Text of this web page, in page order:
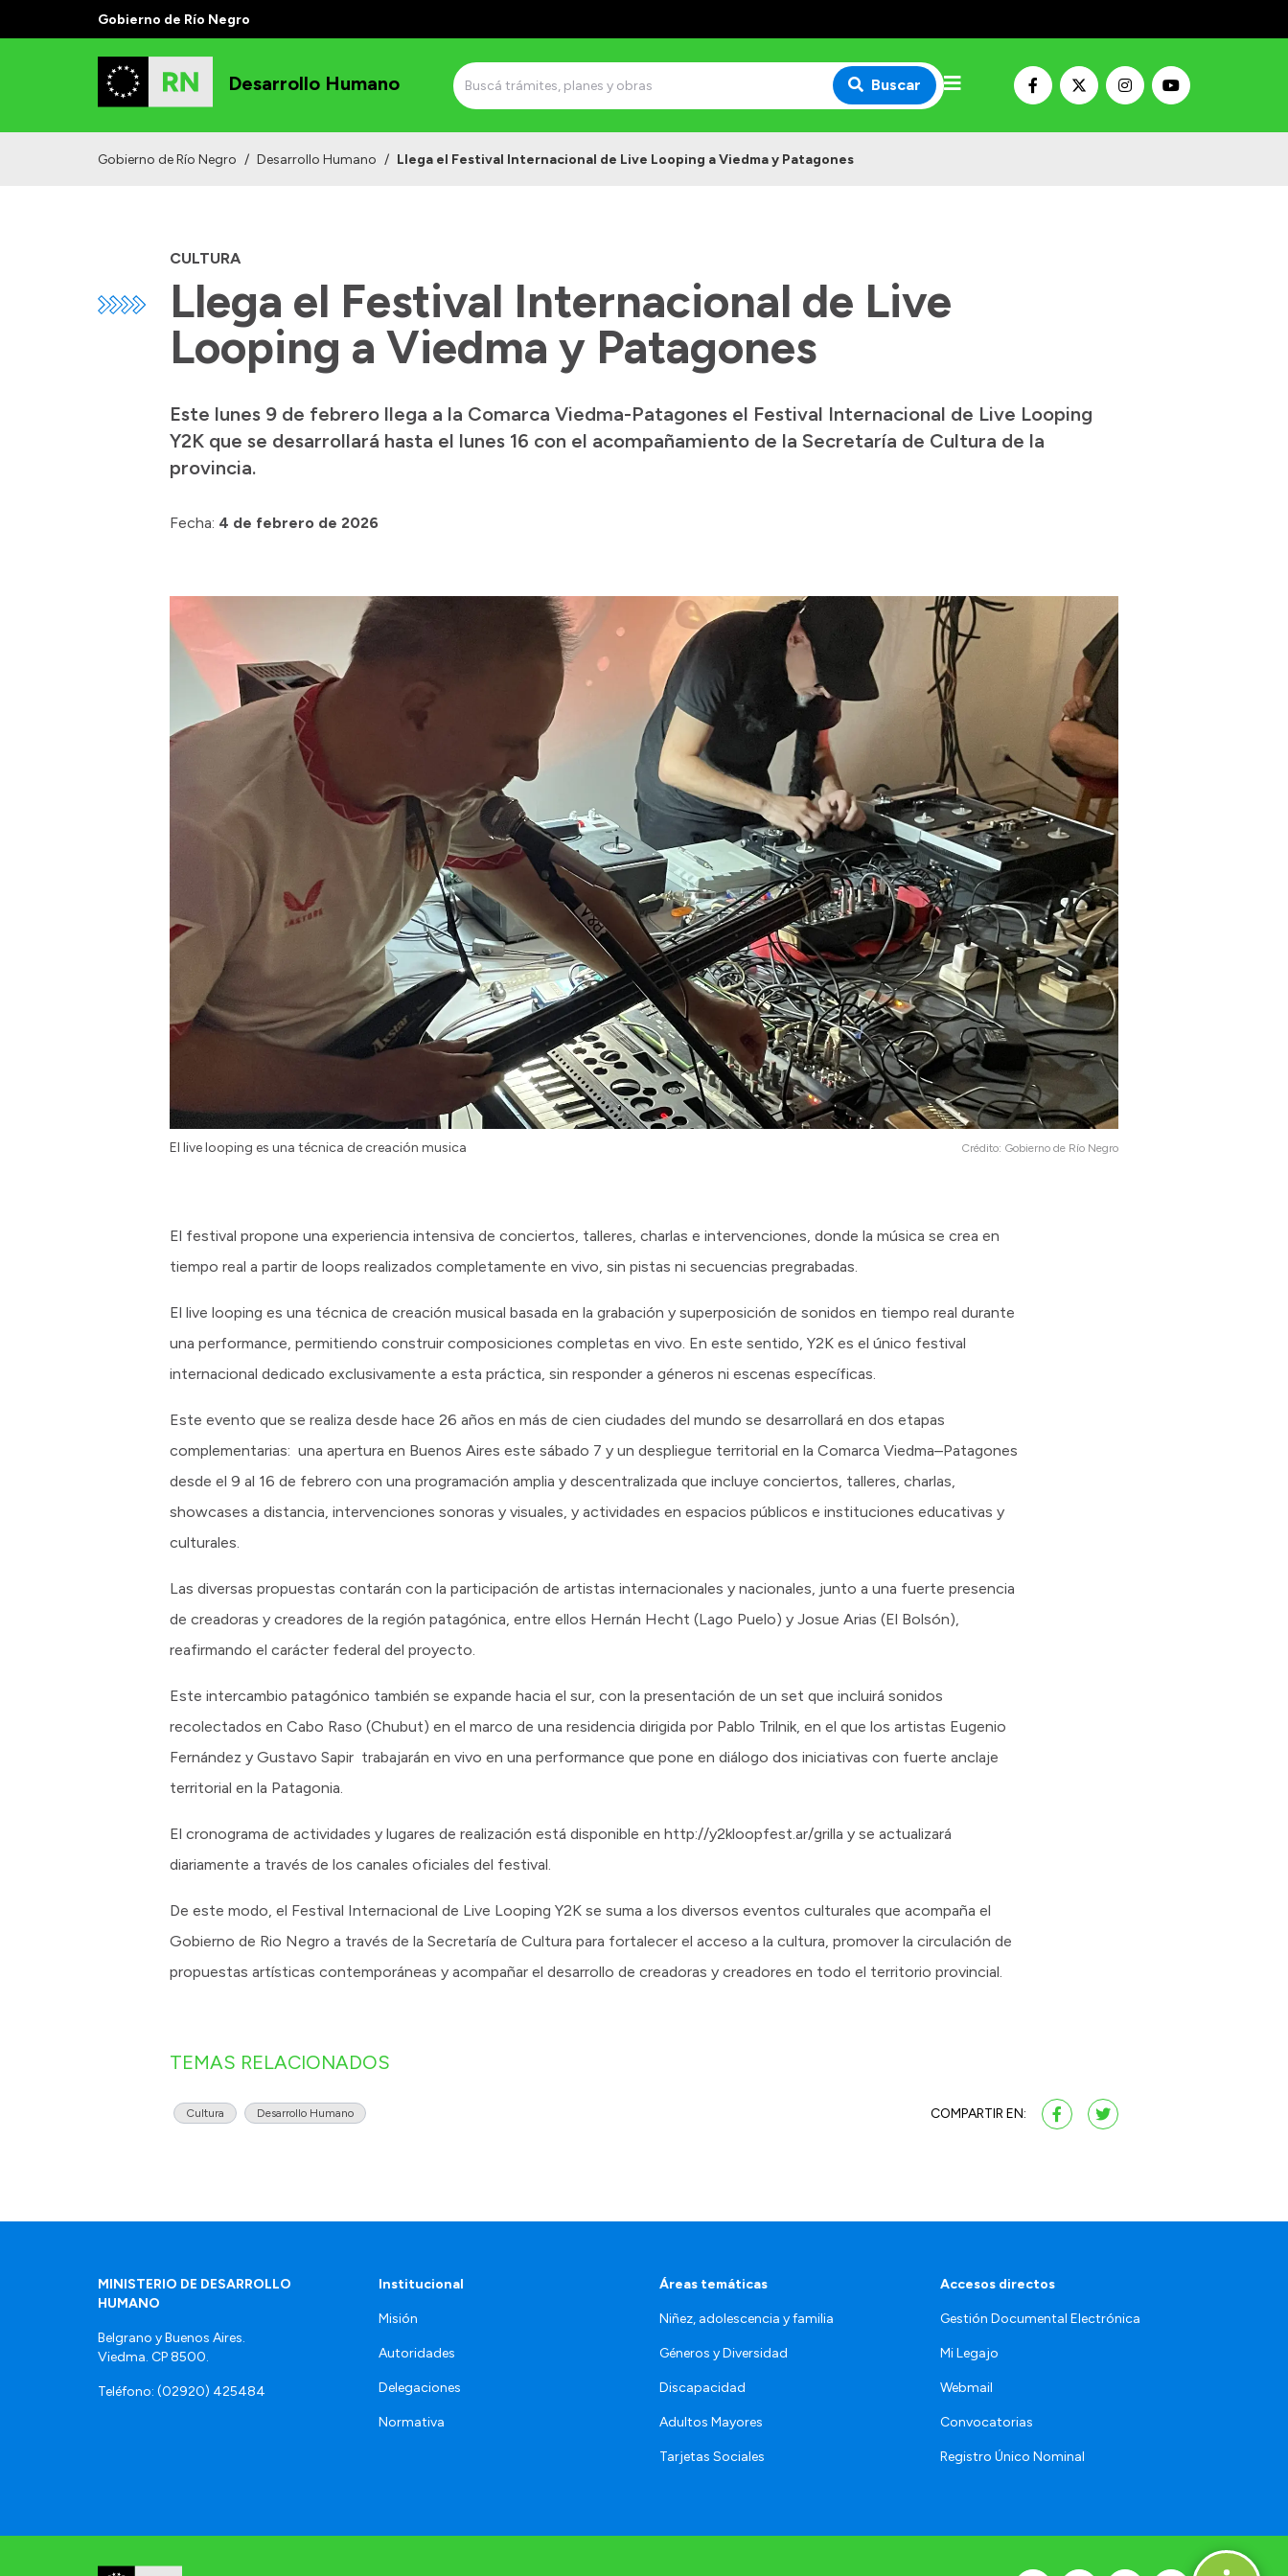
Gobierno de Río Negro
Desarrollo Humano Buscar
Gobierno de Río Negro / Desarrollo Humano / Llega el Festival Internacional de Live Looping a Viedma y Patagones
CULTURA
Llega el Festival Internacional de Live
Looping a Viedma y Patagones
Este lunes 9 de febrero llega a la Comarca Viedma-Patagones el Festival Internacional de Live Looping
Y2K que se desarrollará hasta el lunes 16 con el acompañamiento de la Secretaría de Cultura de la
provincia.
Fecha: 4 de febrero de 2026
El live looping es una técnica de creación musica Crédito: Gobierno de Río Negro
El festival propone una experiencia intensiva de conciertos, talleres, charlas e intervenciones, donde la música se crea en
tiempo real a partir de loops realizados completamente en vivo, sin pistas ni secuencias pregrabadas.
El live looping es una técnica de creación musical basada en la grabación y superposición de sonidos en tiempo real durante
una performance, permitiendo construir composiciones completas en vivo. En este sentido, Y2K es el único festival
internacional dedicado exclusivamente a esta práctica, sin responder a géneros ni escenas específicas.
Este evento que se realiza desde hace 26 años en más de cien ciudades del mundo se desarrollará en dos etapas
complementarias: una apertura en Buenos Aires este sábado 7 y un despliegue territorial en la Comarca Viedma–Patagones
desde el 9 al 16 de febrero con una programación amplia y descentralizada que incluye conciertos, talleres, charlas,
showcases a distancia, intervenciones sonoras y visuales, y actividades en espacios públicos e instituciones educativas y
culturales.
Las diversas propuestas contarán con la participación de artistas internacionales y nacionales, junto a una fuerte presencia
de creadoras y creadores de la región patagónica, entre ellos Hernán Hecht (Lago Puelo) y Josue Arias (El Bolsón),
reafirmando el carácter federal del proyecto.
Este intercambio patagónico también se expande hacia el sur, con la presentación de un set que incluirá sonidos
recolectados en Cabo Raso (Chubut) en el marco de una residencia dirigida por Pablo Trilnik, en el que los artistas Eugenio
Fernández y Gustavo Sapir trabajarán en vivo en una performance que pone en diálogo dos iniciativas con fuerte anclaje
territorial en la Patagonia.
El cronograma de actividades y lugares de realización está disponible en http://y2kloopfest.ar/grilla y se actualizará
diariamente a través de los canales oficiales del festival.
De este modo, el Festival Internacional de Live Looping Y2K se suma a los diversos eventos culturales que acompaña el
Gobierno de Rio Negro a través de la Secretaría de Cultura para fortalecer el acceso a la cultura, promover la circulación de
propuestas artísticas contemporáneas y acompañar el desarrollo de creadoras y creadores en todo el territorio provincial.
TEMAS RELACIONADOS
Cultura Desarrollo Humano COMPARTIR EN:
MINISTERIO DE DESARROLLO
HUMANO
Belgrano y Buenos Aires.
Viedma. CP 8500.
Teléfono: (02920) 425484
Institucional
Misión
Autoridades
Delegaciones
Normativa
Áreas temáticas
Niñez, adolescencia y familia
Géneros y Diversidad
Discapacidad
Adultos Mayores
Tarjetas Sociales
Accesos directos
Gestión Documental Electrónica
Mi Legajo
Webmail
Convocatorias
Registro Único Nominal